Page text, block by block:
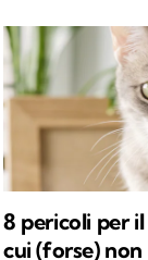
in
filosofia
un
problemi
8 pericoli per
cui (forse) non